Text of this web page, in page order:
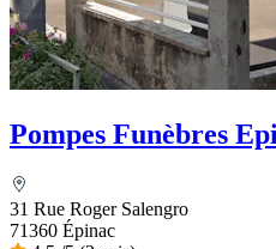
Pompes Funèbres
31 Rue Roger Salengro
71360 Épinac